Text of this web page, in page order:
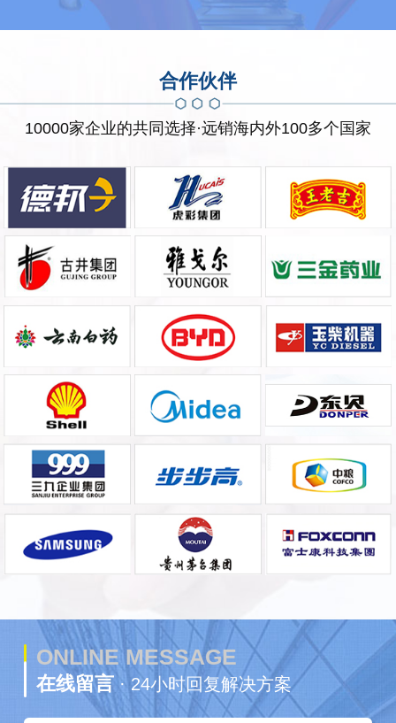
合作伙伴
10000家企业的共同选择·远销海内外100多个国家
ONLINE MESSAGE
在线留言· 24小时回复解决方案